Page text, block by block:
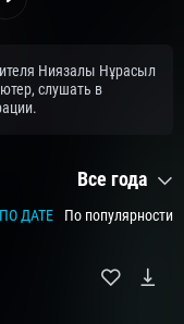
Ниязалы Нұрасыл
слушать в
Все года
ПО ДАТЕ По популярности